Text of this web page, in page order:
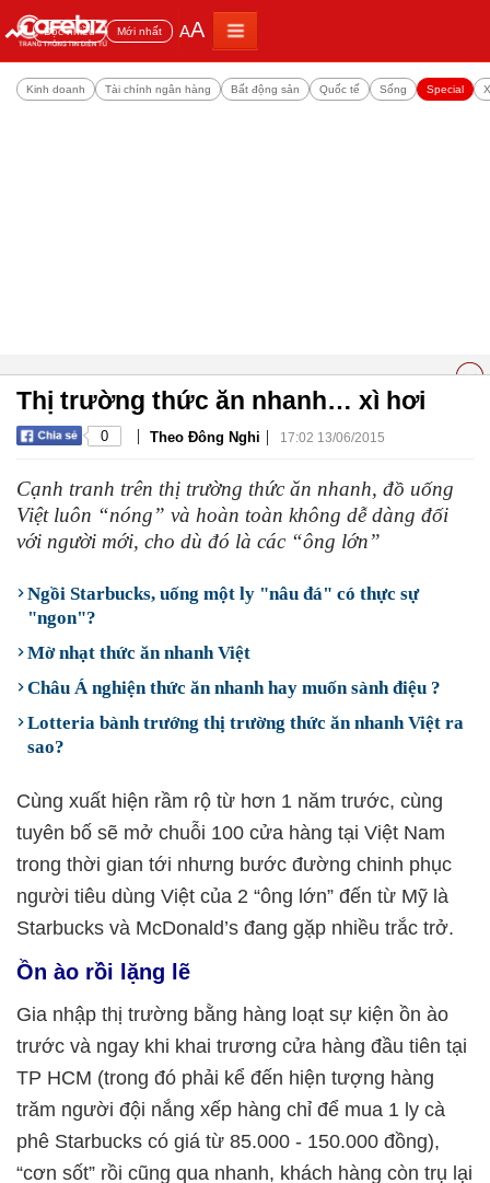
Đọc nhiều Mới nhất AA
Kinh doanh Tài chính ngân hàng Bất động sản Quốc tế Sống Special
Thị trường thức ăn nhanh… xì hơi
0 | Theo Đông Nghi | 17:02 13/06/2015
Cạnh tranh trên thị trường thức ăn nhanh, đồ uống
Việt luôn “nóng” và hoàn toàn không dễ dàng đối
với người mới, cho dù đó là các “ông lớn”
Ngồi Starbucks, uống một ly "nâu đá" có thực sự
"ngon"?
Mờ nhạt thức ăn nhanh Việt
Châu Á nghiện thức ăn nhanh hay muốn sành điệu ?
Lotteria bành trướng thị trường thức ăn nhanh Việt ra
sao?
Cùng xuất hiện rầm rộ từ hơn 1 năm trước, cùng
tuyên bố sẽ mở chuỗi 100 cửa hàng tại Việt Nam
trong thời gian tới nhưng bước đường chinh phục
người tiêu dùng Việt của 2 “ông lớn” đến từ Mỹ là
Starbucks và McDonald’s đang gặp nhiều trắc trở.
Ồn ào rồi lặng lẽ
Gia nhập thị trường bằng hàng loạt sự kiện ồn ào
trước và ngay khi khai trương cửa hàng đầu tiên tại
TP HCM (trong đó phải kể đến hiện tượng hàng
trăm người đội nắng xếp hàng chỉ để mua 1 ly cà
phê Starbucks có giá từ 85.000 - 150.000 đồng),
“cơn sốt” rồi cũng qua nhanh, khách hàng còn trụ lại